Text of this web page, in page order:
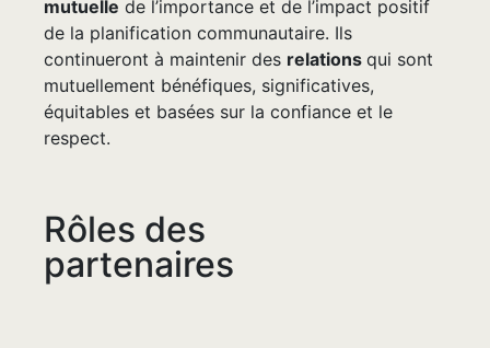
mutuelle de l’importance et de l’impact positif
de la planification communautaire. Ils
continueront à maintenir des relations qui sont
mutuellement bénéfiques, significatives,
équitables et basées sur la confiance et le
respect.
Rôles des
partenaires